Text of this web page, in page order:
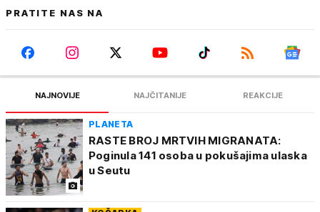
PRATITE NAS NA
NAJNOVIJE NAJČITANIJE REAKCIJE
PLANETA
RASTE BROJ MRTVIH MIGRANATA:
Poginula 141 osoba u pokušajima ulaska
u Seutu